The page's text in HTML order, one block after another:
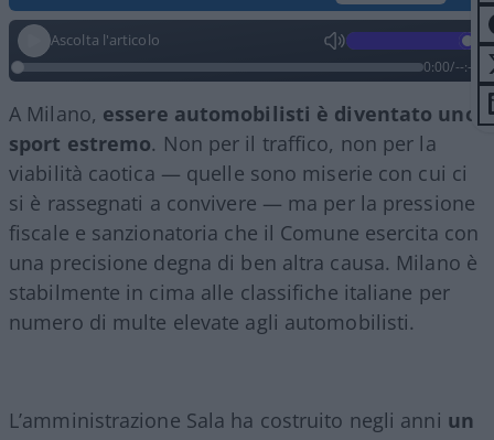
Ascolta l'articolo
0:00/--:--
A Milano, essere automobilisti è diventato uno
sport estremo. Non per il traffico, non per la
viabilità caotica — quelle sono miserie con cui ci
si è rassegnati a convivere — ma per la pressione
fiscale e sanzionatoria che il Comune esercita con
una precisione degna di ben altra causa. Milano è
stabilmente in cima alle classifiche italiane per
numero di multe elevate agli automobilisti.
L’amministrazione Sala ha costruito negli anni un